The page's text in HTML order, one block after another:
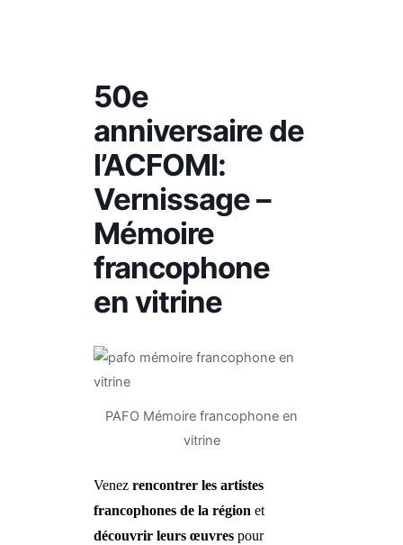
50e
anniversaire de
l’ACFOMI:
Vernissage –
Mémoire
francophone
en vitrine
PAFO Mémoire francophone en
vitrine
Venez rencontrer les artistes
francophones de la région et
découvrir leurs œuvres pour